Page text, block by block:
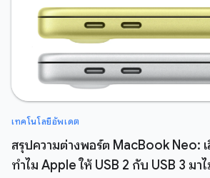
เทคโนโลยีอัพเดต
สรุปความต่างพอร์ต MacBook Neo:
ทำไม Apple ให้ USB 2 กับ USB 3 มา